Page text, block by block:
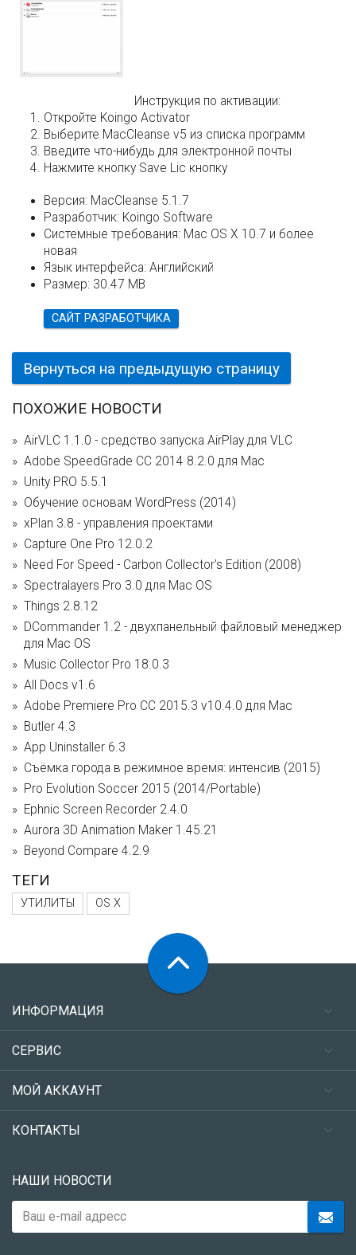
Инструкция по активации:
Откройте Koingo Activator
Выберите MacCleanse v5 из списка программ
Введите что-нибудь для электронной почты
Нажмите кнопку Save Lic кнопку
Версия: MacCleanse 5.1.7
Разработчик: Koingo Software
Системные требования: Mac OS X 10.7 и более
новая
Язык интерфейса: Английский
Размер: 30.47 MB
САЙТ РАЗРАБОТЧИКА
Вернуться на предыдущую страницу
ПОХОЖИЕ НОВОСТИ
AirVLC 1.1.0 - cредство запуска AirPlay для VLC
Adobe SpeedGrade CC 2014 8.2.0 для Mac
Unity PRO 5.5.1
Обучение основам WordPress (2014)
xPlan 3.8 - управления проектами
Capture One Pro 12.0.2
Need For Speed - Carbon Collector's Edition (2008)
Spectralayers Pro 3.0 для Mac OS
Things 2.8.12
DCommander 1.2 - двухпанельный файловый менеджер
для Mac OS
Music Collector Pro 18.0.3
All Docs v1.6
Adobe Premiere Pro CC 2015.3 v10.4.0 для Mac
Butler 4.3
App Uninstaller 6.3
Съёмка города в режимное время: интенсив (2015)
Pro Evolution Soccer 2015 (2014/Portable)
Ephnic Screen Recorder 2.4.0
Aurora 3D Animation Maker 1.45.21
Beyond Compare 4.2.9
ТЕГИ
УТИЛИТЫ OS X
ИНФОРМАЦИЯ
СЕРВИС
МОЙ АККАУНТ
КОНТАКТЫ
НАШИ НОВОСТИ